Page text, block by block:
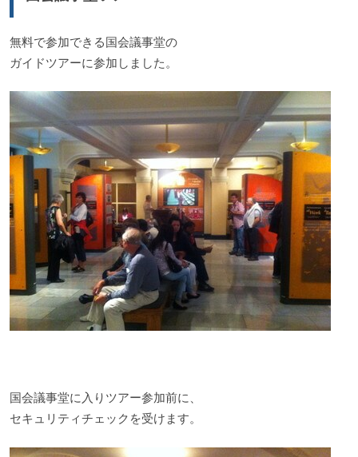
無料で参加できる国会議事堂の
ガイドツアーに参加しました。
国会議事堂に入りツアー参加前に、
セキュリティチェックを受けます。